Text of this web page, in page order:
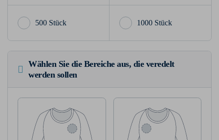
500 Stück 1000 Stück
Wählen Sie die Bereiche aus, die veredelt
werden sollen